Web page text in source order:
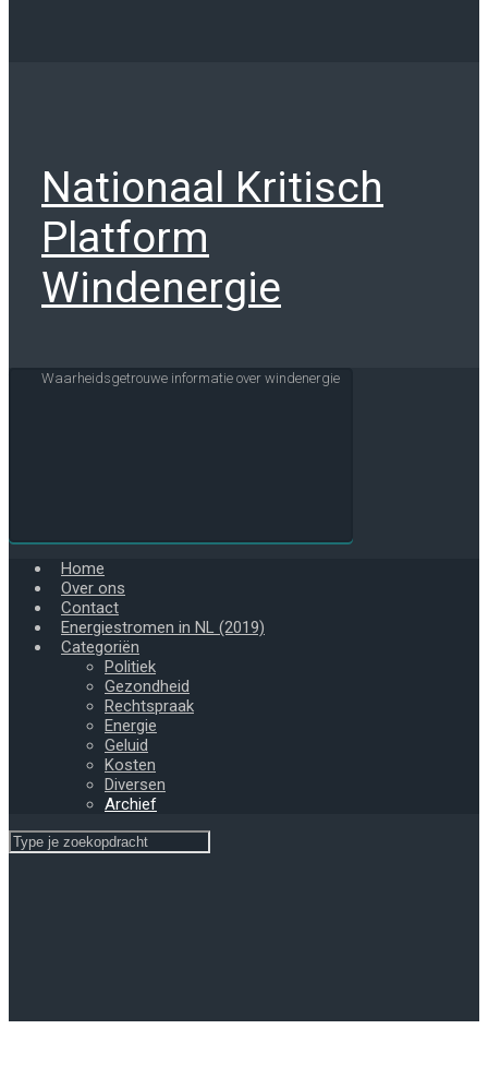
Nationaal Kritisch
Platform
Windenergie
Waarheidsgetrouwe informatie over windenergie
Home
Over ons
Contact
Energiestromen in NL (2019)
Categoriën
Politiek
Gezondheid
Rechtspraak
Energie
Geluid
Kosten
Diversen
Archief